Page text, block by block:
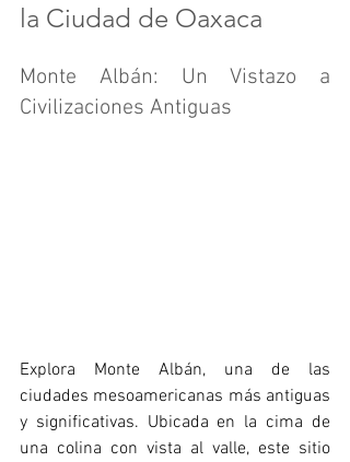
la Ciudad de Oaxaca
Monte Albán: Un Vistazo a
Civilizaciones Antiguas
Explora Monte Albán, una de las
ciudades mesoamericanas más antiguas
y significativas. Ubicada en la cima de
una colina con vista al valle, este sitio